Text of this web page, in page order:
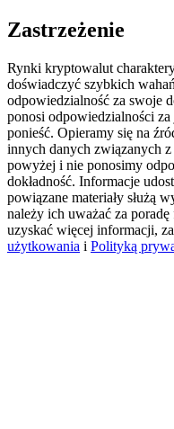
BTC Welcome Rewards
Deposit CASHCAT
Share 500000
Exclusive for BitMart
Zastrzeżenie
Rynki kryptowalut
doświadczyć szybkich
odpowiedzialność za swoje
ponosi odpowiedzialności
ponieść. Opieramy się na
innych danych związanych
powyżej i nie ponosimy
dokładność. Informacje
powiązane materiały służą
należy ich uważać za
uzyskać więcej informacji,
użytkowania i Polityką